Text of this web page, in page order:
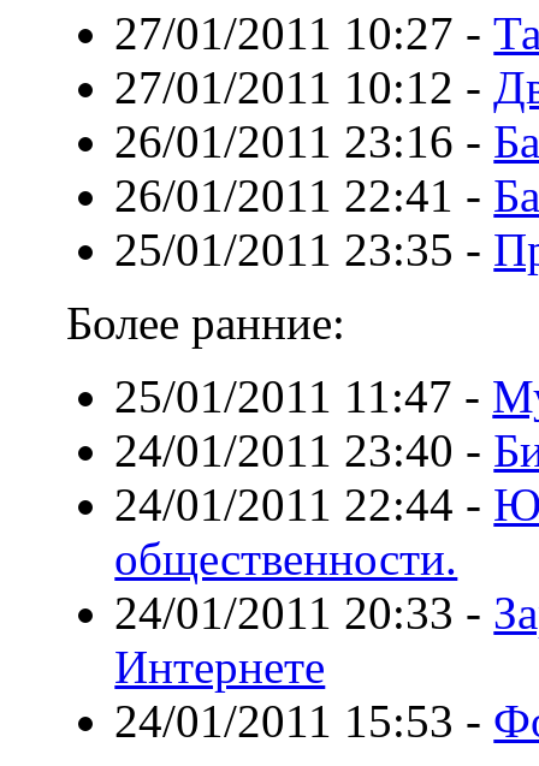
27/01/2011 10:27 -
27/01/2011 10:12 -
26/01/2011 23:16 -
26/01/2011 22:41 -
25/01/2011 23:35 -
Более ранние:
25/01/2011 11:47 -
24/01/2011 23:40 -
24/01/2011 22:44 -
общественности.
24/01/2011 20:33 -
Интернете
24/01/2011 15:53 -